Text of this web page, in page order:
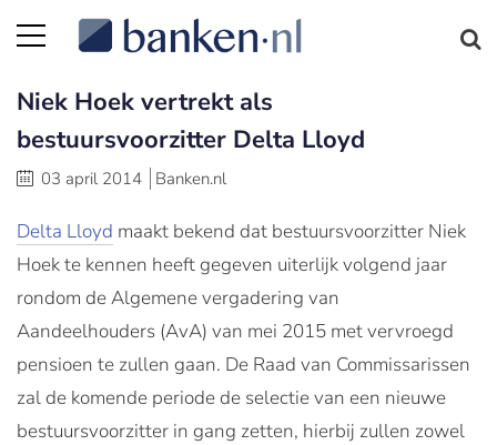
Niek Hoek vertrekt als
bestuursvoorzitter Delta Lloyd
03 april 2014 Banken.nl
Delta Lloyd maakt bekend dat bestuursvoorzitter Niek
Hoek te kennen heeft gegeven uiterlijk volgend jaar
rondom de Algemene vergadering van
Aandeelhouders (AvA) van mei 2015 met vervroegd
pensioen te zullen gaan. De Raad van Commissarissen
zal de komende periode de selectie van een nieuwe
bestuursvoorzitter in gang zetten, hierbij zullen zowel